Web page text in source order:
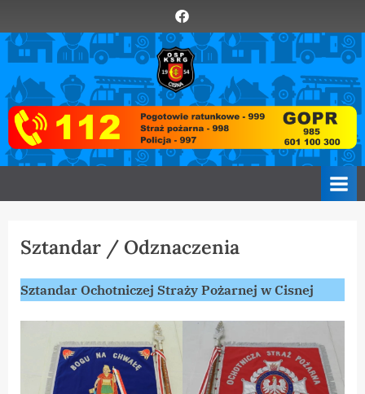
to
content
Element
menu
O
S
P
C
i
a
Zawsze
Wami
Sztandar / Odznaczenia
Sztandar Ochotniczej Straży Pożarnej w Cisnej